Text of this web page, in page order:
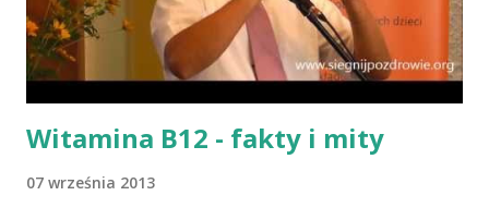
Witamina B12 - fakty i mity
07 września 2013